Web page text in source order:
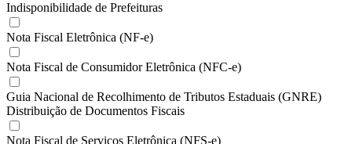
Indisponibilidade de Prefeituras
Nota Fiscal Eletrônica (NF-e)
Nota Fiscal de Consumidor Eletrônica (NFC-e)
Guia Nacional de Recolhimento de Tributos Estaduais (GNRE)
Distribuição de Documentos Fiscais
Nota Fiscal de Serviços Eletrônica (NFS-e)